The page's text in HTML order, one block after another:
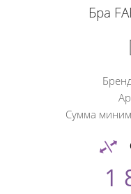
Бра
Сумма
1